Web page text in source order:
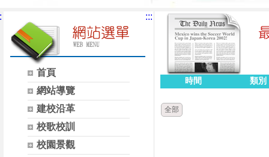
首頁
網站導覽
建校沿革
校歌校訓
校園景觀
:::
時間 類別
全部